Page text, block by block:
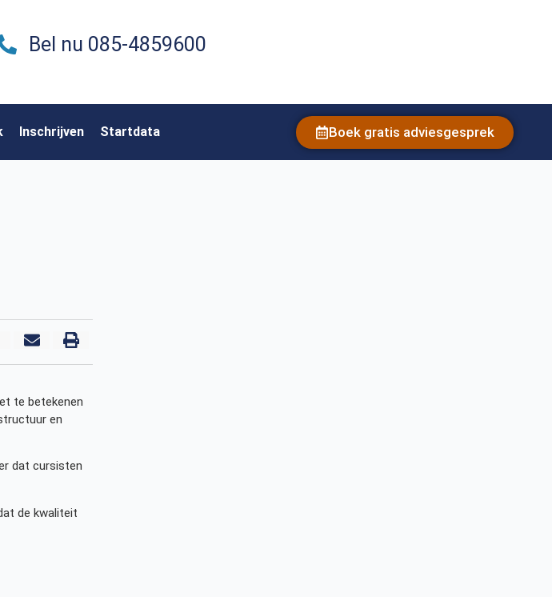
Bel nu 085-4859600
Inschrijven Startdata Boek gratis adviesgesprek
te betekenen
en
dat cursisten
de kwaliteit